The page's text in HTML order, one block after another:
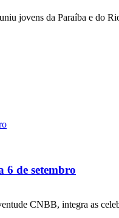
jovens da Paraíba e do
6 de setembro
CNBB, integra as